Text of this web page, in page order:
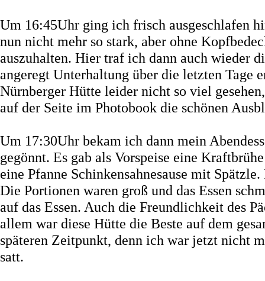
Um 16:45Uhr ging ich frisch ausgeschlafen
nun nicht mehr so stark, aber ohne
auszuhalten. Hier traf ich dann auch wieder
angeregt Unterhaltung über die letzten Tage
Nürnberger Hütte leider nicht so viel
auf der Seite im Photobook die schönen
Um 17:30Uhr bekam ich dann mein
gegönnt. Es gab als Vorspeise eine
eine Pfanne Schinkensahnesause mit
Die Portionen waren groß und das Essen
auf das Essen. Auch die Freundlichkeit des
allem war diese Hütte die Beste auf dem
späteren Zeitpunkt, denn ich war jetzt nicht
satt.